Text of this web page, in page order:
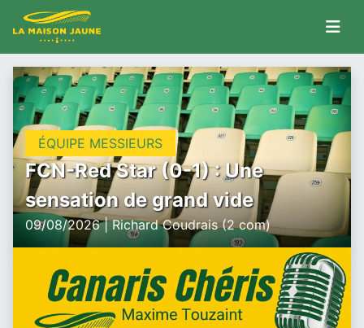
ÉQUIPE MESSIEURS
FCN-Red Star (0-1) : Une
sensation de grand vide
09/08/2026 | Richard Coudrais (2 com)